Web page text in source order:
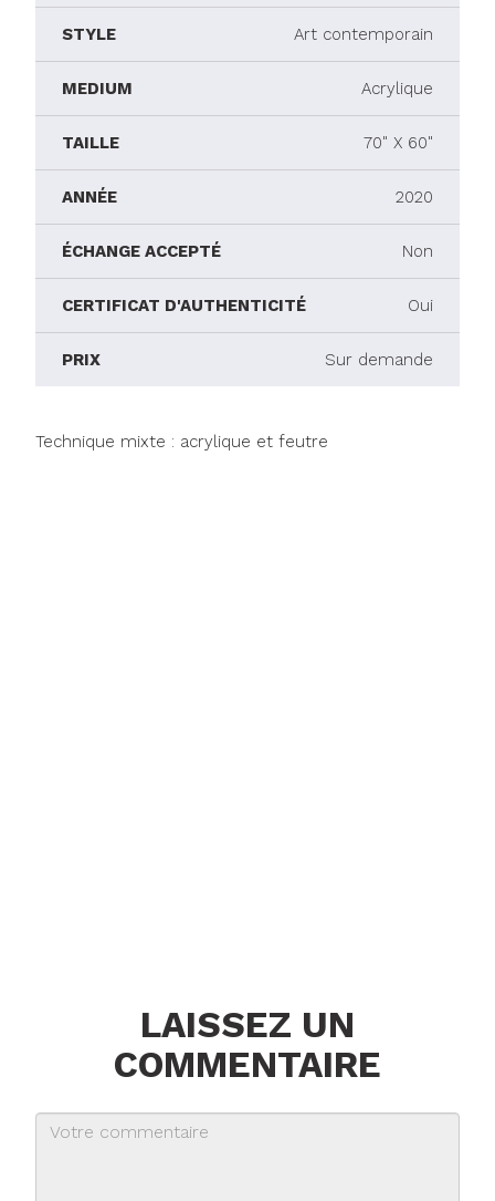
STYLE Art contemporain
MEDIUM Acrylique
TAILLE 70" X 60"
ANNÉE 2020
ÉCHANGE ACCEPTÉ Non
CERTIFICAT D'AUTHENTICITÉ Oui
PRIX Sur demande
Technique mixte : acrylique et feutre
LAISSEZ UN
COMMENTAIRE